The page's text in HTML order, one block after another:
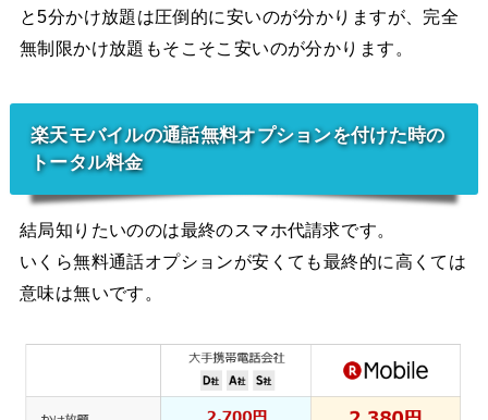
と5分かけ放題は圧倒的に安いのが分かりますが、完全
無制限かけ放題もそこそこ安いのが分かります。
楽天モバイルの通話無料オプションを付けた時の
トータル料金
結局知りたいののは最終のスマホ代請求です。
いくら無料通話オプションが安くても最終的に高くては
意味は無いです。